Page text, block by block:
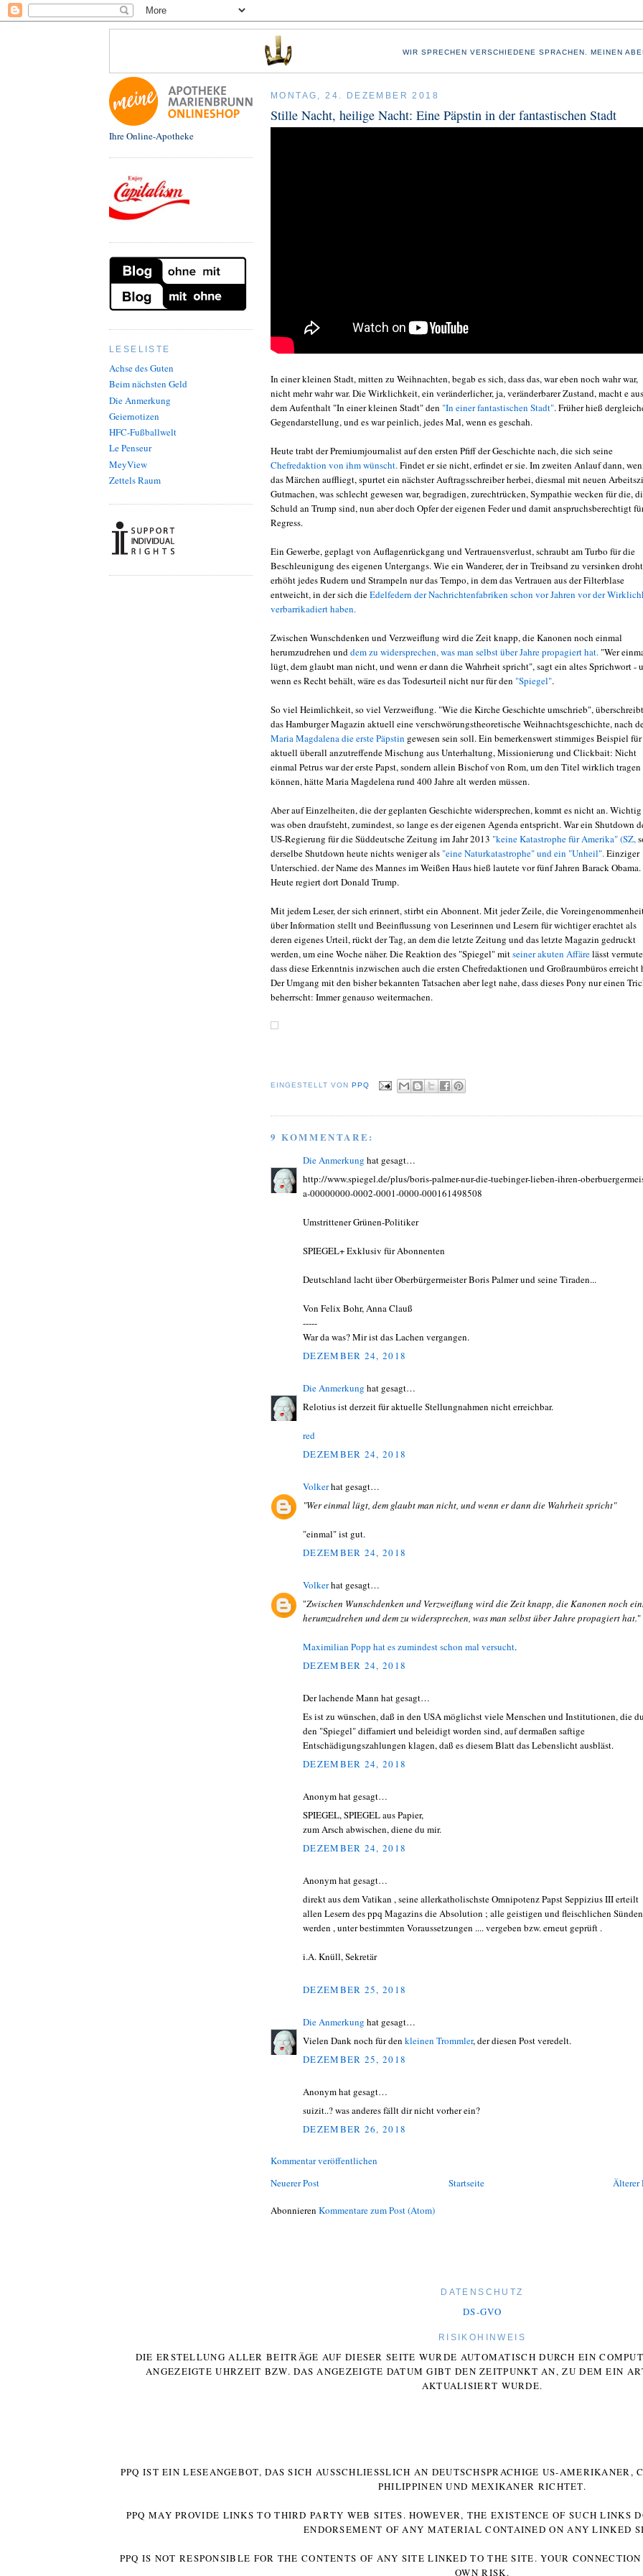
WIR SPRECHEN VERSCHIEDENE SPRACHEN. MEINEN
Ihre Online-Apotheke
LESELISTE
Achse des Guten
Beim nächsten Geld
Die Anmerkung
Geiernotizen
HFC-Fußballwelt
Le Penseur
MeyView
Zettels Raum
MONTAG, 24. DEZEMBER 2018
Stille Nacht, heilige Nacht: Eine Päpstin in der fantastischen Stadt
In einer kleinen Stadt, mitten zu Weihnachten, begab es sich, dass das, war eben noch wahr war,
nicht mehr wahr war. Die Wirklichkeit, ein veränderlicher, ja, veränderbarer Zustand, macht e aus
dem Aufenthalt "In einer kleinen Stadt" den "In einer fantastischen Stadt". Früher hieß
Gegendarstellung, und es war peinlich, jedes Mal, wenn es geschah.
Heute trabt der Premiumjournalist auf den ersten Pfiff der Geschichte nach, die sich seine
Chefredaktion von ihm wünscht. Findet er sie nicht, erfindet er sie. Im zweiten Anlauf dann,
das Märchen auffliegt, spurtet ein nächster Auftragsschreiber herbei, diesmal mit neuen
Gutmachen, was schlecht gewesen war, begradigen, zurechtrücken, Sympathie wecken für die,
Schuld an Trump sind, nun aber doch Opfer der eigenen Feder und damit anspruchsberechtigt
Regress.
Ein Gewerbe, geplagt von Auflagenrückgang und Vertrauensverlust, schraubt am Turbo für die
Beschleunigung des eigenen Untergangs. Wie ein Wanderer, der in Treibsand zu versinken
erhöht jedes Rudern und Strampeln nur das Tempo, in dem das Vertrauen aus der Filterblase
entweicht, in der sich dieEdelfedern der Nachrichtenfabriken schon vor Jahren vor der
verbarrikadiert haben.
Zwischen Wunschdenken und Verzweiflung wird die Zeit knapp, die Kanonen noch einmal
herumzudrehen und dem zu widersprechen, was man selbst über Jahre propagiert hat. "Wer
lügt, dem glaubt man nicht, und wenn er dann die Wahrheit spricht", sagt ein altes Sprichwort -
wenn es Recht behält, wäre es das Todesurteil nicht nur für den "Spiegel".
So viel Heimlichkeit, so viel Verzweiflung. "Wie die Kirche Geschichte umschrieb", überschreibt
das Hamburger Magazin aktuell eine verschwörungstheoretische Weihnachtsgeschichte, nach
Maria Magdalena die erste Päpstin gewesen sein soll. Ein bemerkenswert stimmiges Beispiel
aktuell überall anzutreffende Mischung aus Unterhaltung, Missionierung und Clickbait: Nicht
einmal Petrus war der erste Papst, sondern allein Bischof von Rom, um den Titel wirklich tragen
können, hätte Maria Magdelena rund 400 Jahre alt werden müssen.
Aber auf Einzelheiten, die der geplanten Geschichte widersprechen, kommt es nicht an.
was oben draufsteht, zumindest, so lange es der eigenen Agenda entspricht. War ein Shutdown
US-Regierung für die Süddeutsche Zeitung im Jahr 2013 "keine Katastrophe für Amerika" (SZ,
derselbe Shutdown heute nichts weniger als "eine Naturkatastrophe" und ein "Unheil". Einziger
Unterschied. der Name des Mannes im Weißen Haus hieß lautete vor fünf Jahren Barack Obama.
Heute regiert dort Donald Trump.
Mit jedem Leser, der sich erinnert, stirbt ein Abonnent. Mit jeder Zeile, die
über Information stellt und Beeinflussung von Leserinnen und Lesern für wichtiger erachtet als
deren eigenes Urteil, rückt der Tag, an dem die letzte Zeitung und das letzte Magazin gedruckt
werden, um eine Woche näher. Die Reaktion des "Spiegel" mitseiner akuten Affärelässt
dass diese Erkenntnis inzwischen auch die ersten Chefredaktionen und Großraumbüros erreicht
Der Umgang mit den bisher bekannten Tatsachen aber legt nahe, dass dieses Pony nur einen
beherrscht: Immer genauso weitermachen.
EINGESTELLT VON PPQ
9 KOMMENTARE:
Die Anmerkung hat gesagt…
http://www.spiegel.de/plus/boris-palmer-nur-die-tuebinger-lieben-ihren-
a-00000000-0002-0001-0000-000161498508
Umstrittener Grünen-Politiker
SPIEGEL+ Exklusiv für Abonnenten
Deutschland lacht über Oberbürgermeister Boris Palmer und seine Tiraden...
Von Felix Bohr, Anna Clauß
-----
War da was? Mir ist das Lachen vergangen.
DEZEMBER 24, 2018
Die Anmerkung hat gesagt…
Relotius ist derzeit für aktuelle Stellungnahmen nicht erreichbar.
red
DEZEMBER 24, 2018
Volkerhat gesagt…
"Wer einmal lügt, dem glaubt man nicht, und wenn er dann die Wahrheit spricht"
"einmal" ist gut.
DEZEMBER 24, 2018
Volkerhat gesagt…
"Zwischen Wunschdenken und Verzweiflung wird die Zeit knapp, die Kanonen noch
herumzudrehen und dem zu widersprechen, was man selbst über Jahre propagiert hat."
Maximilian Popp hat es zumindest schon mal versucht.
DEZEMBER 24, 2018
Der lachende Mann hat gesagt…
Es ist zu wünschen, daß in den USA möglichst viele Menschen und Institutionen, die
den "Spiegel" diffamiert und beleidigt worden sind, auf dermaßen saftige
Entschädigungszahlungen klagen, daß es diesem Blatt das Lebenslicht ausbläst.
DEZEMBER 24, 2018
Anonym hat gesagt…
SPIEGEL, SPIEGEL aus Papier,
zum Arsch abwischen, diene du mir.
DEZEMBER 24, 2018
Anonym hat gesagt…
direkt aus dem Vatikan , seine allerkatholischste Omnipotenz Papst Seppizius III erteilt
allen Lesern des ppq Magazins die Absolution ; alle geistigen und fleischlichen Sünden
werden , unter bestimmten Voraussetzungen .... vergeben bzw. erneut geprüft .
i.A. Knüll, Sekretär
DEZEMBER 25, 2018
Die Anmerkung hat gesagt…
Vielen Dank noch für den kleinen Trommler, der diesen Post veredelt.
DEZEMBER 25, 2018
Anonym hat gesagt…
suizit..? was anderes fällt dir nicht vorher ein?
DEZEMBER 26, 2018
Kommentar veröffentlichen
Neuerer Post
Älterer
Startseite
Abonnieren Kommentare zum Post (Atom)
DATENSCHUTZ
DS-GVO
RISIKOHINWEIS
DIE ERSTELLUNG ALLER BEITRÄGE AUF DIESER SEITE WURDE AUTOMATISCH DURCH EIN
ANGEZEIGTE UHRZEIT BZW. DAS ANGEZEIGTE DATUM GIBT DEN ZEITPUNKT AN, ZU DEM EIN
AKTUALISIERT WURDE.
PPQ IST EIN LESEANGEBOT, DAS SICH AUSSCHLIESSLICH AN DEUTSCHSPRACHIGE US-AMERIKANER,
HILIPPINEN UND MEXIKANER RICHTET.
PPQ MAY PROVIDE LINKS TO THIRD PARTY WEB SITES. HOWEVER, THE EXISTENCE OF SUCH LINKS
ENDORSEMENT OF ANY MATERIAL CONTAINED ON ANY LINKED
PPQ IS NOT RESPONSIBLE FOR THE CONTENTS OF ANY SITE LINKED TO THE SITE. YOUR
OWN RISK.